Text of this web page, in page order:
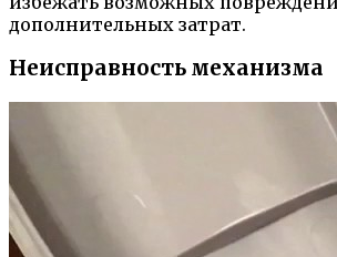
дополнительных затрат.
Неисправность механизма